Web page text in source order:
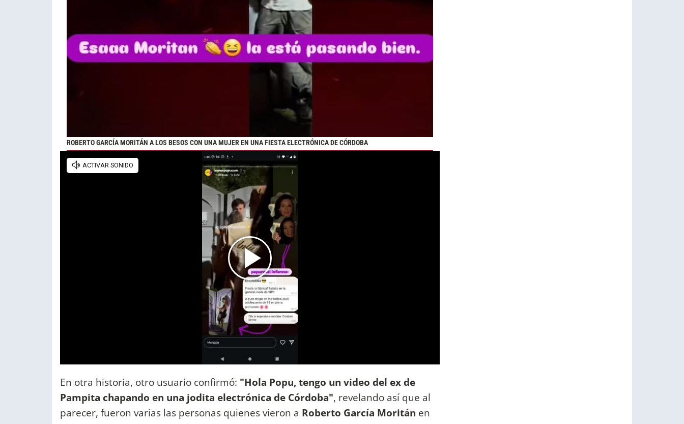
ROBERTO GARCÍA MORITÁN A LOS BESOS CON UNA MUJER EN UNA FIESTA ELECTRÓNICA DE CÓRDOBA
En otra historia, otro usuario confirmó: "Hola Popu, tengo un video del ex de
Pampita chapando en una jodita electrónica de Córdoba", revelando así que al
parecer, fueron varias las personas quienes vieron a Roberto García Moritán en